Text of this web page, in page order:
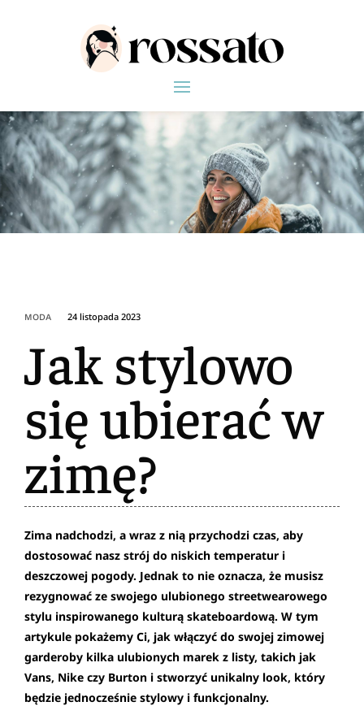
MODA 24 listopada 2023
Jak stylowo
się ubierać w
zimę?
Zima nadchodzi, a wraz z nią przychodzi czas, aby
dostosować nasz strój do niskich temperatur i
deszczowej pogody. Jednak to nie oznacza, że musisz
rezygnować ze swojego ulubionego streetwearowego
stylu inspirowanego kulturą skateboardową. W tym
artykule pokażemy Ci, jak włączyć do swojej zimowej
garderoby kilka ulubionych marek z listy, takich jak
Vans, Nike czy Burton i stworzyć unikalny look, który
będzie jednocześnie stylowy i funkcjonalny.